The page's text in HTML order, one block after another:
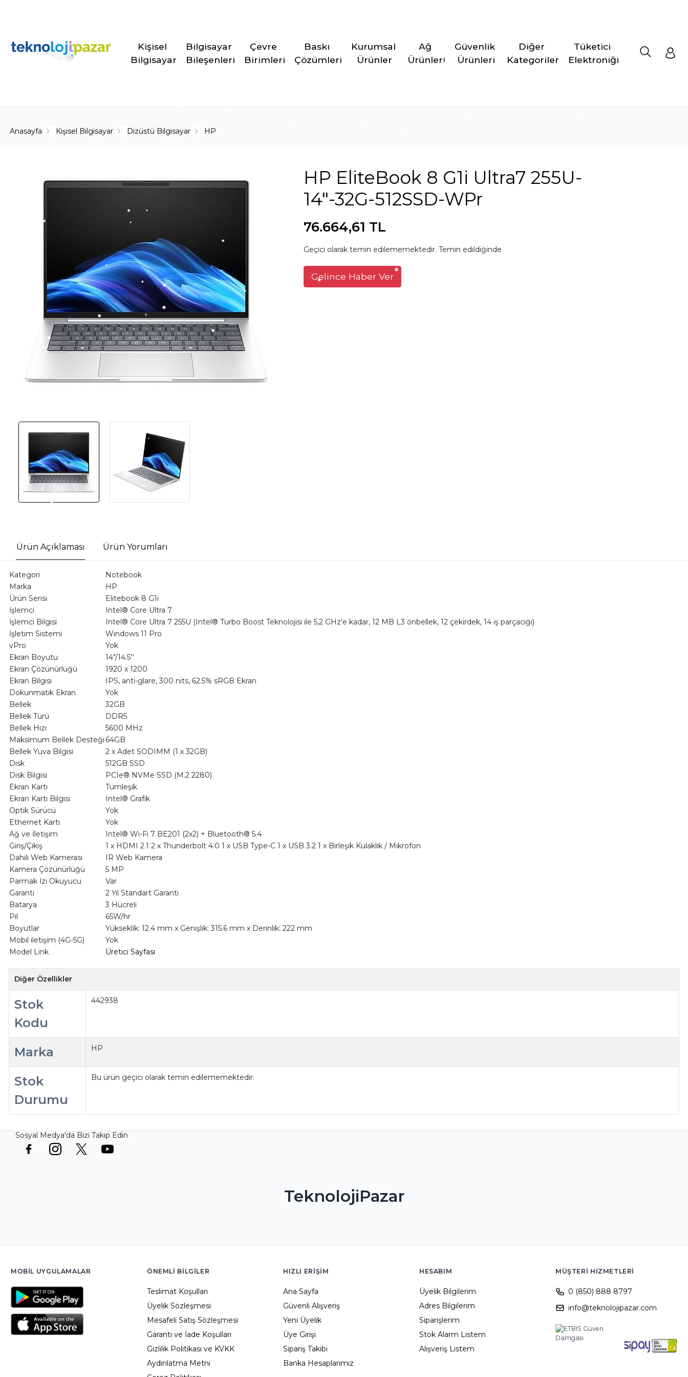
Kişisel
Bilgisayar
Bilgisayar
Bileşenleri
Çevre
Birimleri
Baskı
Çözümleri
Kurumsal
Ürünler
Ağ
Ürünleri
Güvenlik
Ürünleri
Diğer
Kategoriler
Tüketici
Elektroniği
Anasayfa Kişisel Bilgisayar Dizüstü Bilgisayar HP
HP EliteBook 8 G1i Ultra7 255U-
14"-32G-512SSD-WPr
76.664,61 TL
Geçici olarak temin edilememektedir. Temin edildiğinde
Gelince Haber Ver
Ürün Açıklaması Ürün Yorumları
Kategori
Notebook
Marka
HP
Ürün Serisi
Elitebook 8 G1i
İşlemci
Intel® Core Ultra 7
İşlemci Bilgisi
Intel® Core Ultra 7 255U (Intel® Turbo Boost Teknolojisi ile 5,2 GHz'e kadar, 12 MB L3 önbellek, 12 çekirdek, 14 iş parçacığı)
İşletim Sistemi
Windows 11 Pro
vPro
Yok
Ekran Boyutu
14"/14.5''
Ekran Çözünürlüğü
1920 x 1200
Ekran Bilgisi
IPS, anti-glare, 300 nits, 62.5% sRGB Ekran
Dokunmatik Ekran
Yok
Bellek
32GB
Bellek Türü
DDR5
Bellek Hızı
5600 MHz
Maksimum Bellek Desteği 64GB
Bellek Yuva Bilgisi
2 x Adet SODIMM (1 x 32GB)
Disk
512GB SSD
Disk Bilgisi
PCIe® NVMe SSD (M.2 2280)
Ekran Kartı
Tümleşik
Ekran Kartı Bilgisi
Intel® Grafik
Optik Sürücü
Yok
Ethernet Kartı
Yok
Ağ ve İletişim
Intel® Wi-Fi 7 BE201 (2x2) + Bluetooth® 5.4
Giriş/Çıkış
1 x HDMI 2.1 2 x Thunderbolt 4.0 1 x USB Type-C 1 x USB 3.2 1 x Birleşik Kulaklık / Mikrofon
Dahili Web Kamerası
IR Web Kamera
Kamera Çözünürlüğü
5 MP
Parmak İzi Okuyucu
Var
Garanti
2 Yıl Standart Garanti
Batarya
3 Hücreli
Pil
65W/hr
Boyutlar
Yükseklik: 12.4 mm x Genişlik: 315.6 mm x Derinlik: 222 mm
Mobil iletişim (4G-5G)
Yok
Model Link
Üretici Sayfası
Diğer Özellikler
Stok
Kodu
442938
Marka HP
Stok
Durumu
Bu ürün geçici olarak temin edilememektedir.
Sosyal Medya'da Bizi Takip Edin
TeknolojiPazar
MOBIL UYGULAMALAR ÖNEMLI BILGILER
Teslimat Koşulları
Üyelik Sözleşmesi
Mesafeli Satış Sözleşmesi
Garanti ve İade Koşulları
Gizlilik Politikası ve KVKK
Aydınlatma Metni
HIZLI ERIŞIM
Ana Sayfa
Güvenli Alışveriş
Yeni Üyelik
Üye Girişi
Sipariş Takibi
Banka Hesaplarımız
HESABIM
Üyelik Bilgilerim
Adres Bilgilerim
Siparişlerim
Stok Alarm Listem
Alışveriş Listem
MÜŞTERI HIZMETLERI
0 (850) 888 8797
info@teknolojipazar.com